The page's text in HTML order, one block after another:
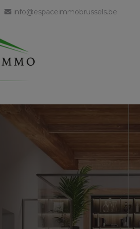
info@espaceimmobrussels.be